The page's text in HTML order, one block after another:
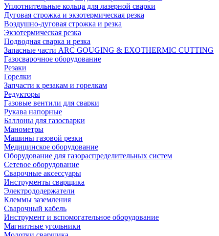
Уплотнительные кольца для лазерной сварки
Дуговая строжка и экзотермическая резка
Воздушно-дуговая строжка и резка
Экзотермическая резка
Подводная сварка и резка
Запасные части ARC GOUGING & EXOTHERMIC CUTTING
Газосварочное оборудование
Резаки
Горелки
Запчасти к резакам и горелкам
Редукторы
Газовые вентили для сварки
Рукава напорные
Баллоны для газосварки
Манометры
Машины газовой резки
Медицинское оборудование
Оборудование для газораспределительных систем
Сетевое оборудование
Сварочные аксессуары
Инструменты сварщика
Электрододержатели
Клеммы заземления
Сварочный кабель
Инструмент и вспомогательное оборудование
Магнитные угольники